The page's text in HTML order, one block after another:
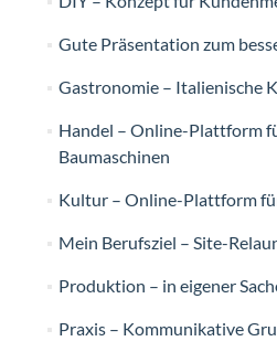
Gute Präsentation zum
Gastronomie – Italienische
Handel – Online-Plattform
Baumaschinen
Kultur – Online-Plattform
Mein Berufsziel – Site-
Produktion – in eigener
Praxis – Kommunikative